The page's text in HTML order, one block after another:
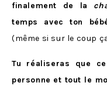
finalement de la
temps avec ton
(même si sur le coup
Tu réaliseras que
personne et tout le